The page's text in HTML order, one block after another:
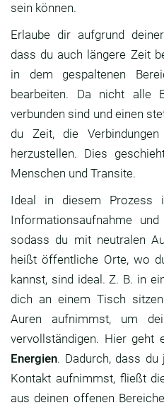
sein können.
Erlaube dir aufgrund
dass du auch längere Zeit
in dem gespaltenen
bearbeiten. Da nicht alle
verbunden sind und einen
du Zeit, die
herzustellen. Dies
Menschen und Transite.
Ideal in diesem
Informationsaufnahme
sodass du mit neutralen
heißt öffentliche Orte, wo
kannst, sind ideal. Z. B. in
dich an einem Tisch
Auren aufnimmst, um
vervollständigen. Hier
Energien. Dadurch, dass du
Kontakt aufnimmst, fließt
aus deinen offenen